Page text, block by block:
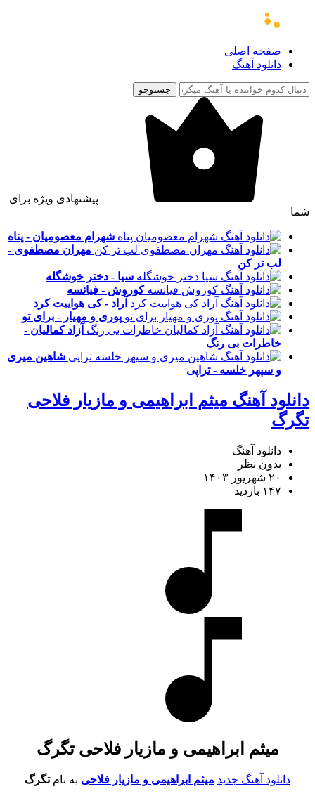
صفحه اصلی
دانلود آهنگ
جستوجو
پیشنهادی ویژه برای
شما
شهرام معصومیان - پناه
مهران مصطفوی -
لب تر کن
سیا - دختر خوشگله
کوروش - فیانسه
آراد - کی هواییت کرد
پوری و مهیار - برای تو
آزاد کمالیان -
خاطرات بی رنگ
شاهین میری
و سپهر خلسه - تراپی
دانلود آهنگ میثم ابراهیمی و مازیار فلاحی
تگرگ
دانلود آهنگ
بدون نظر
۲۰ شهریور ۱۴۰۳
۱۴۷ بازدید
میثم ابراهیمی و مازیار فلاحی تگرگ
دانلود آهنگ جدید میثم ابراهیمی و مازیار فلاحی به نامتگرگ